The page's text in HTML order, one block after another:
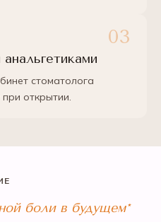
стоматолога
открытии.
боли в будущем*